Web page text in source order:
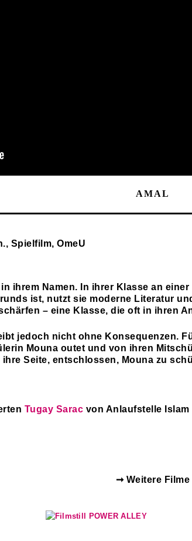
AMAL
Spielfilm, OmeU
ihrem Namen. In ihrer Klasse an
ist, nutzt sie moderne Literatur
– eine Klasse, die oft in ihren
jedoch nicht ohne Konsequenzen.
Mouna outet und von ihren
Seite, entschlossen, Mouna zu
Tugay Sarac von Anlaufstelle
➞ Weitere Filme